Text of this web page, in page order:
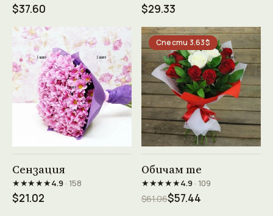
$37.60 $29.33
Сензация
★★★★★4.9· 158
$21.02
Спести 3.63$
Обичам те
★★★★★4.9· 109
$61.06$57.44